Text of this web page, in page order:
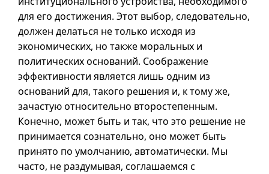
для его достижения. Этот выбор, следовательно,
должен делаться не только исходя из
экономических, но также моральных и
политических оснований. Соображение
эффективности является лишь одним из
оснований для, такого решения и, к тому же,
зачастую относительно второстепенным.
Конечно, может быть и так, что это решение не
принимается сознательно, оно может быть
принято по умолчанию, автоматически. Мы
часто, не раздумывая, соглашаемся с